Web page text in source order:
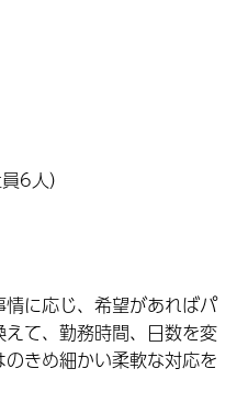
6人）
に応じ、希望があればパ
て、勤務時間、日数を変
きめ細かい柔軟な対応を